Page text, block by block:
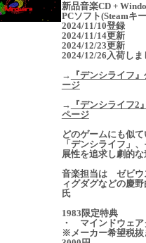
新品音楽CD +
PCソフト(Steamキ
2024/11/10登録
2024/11/14更新
2024/12/23更新
2024/12/26入荷しま
→
『デンシライフ
ージ
→
『デンシライフ2
ページ
どのゲームにも似
「デンシライフ」
展性を追求し劇的な
音楽担当は ゼビウ
ィグダグなどの慶
氏
1983限定特典
・ マインドウェア
※メーカー希望税抜